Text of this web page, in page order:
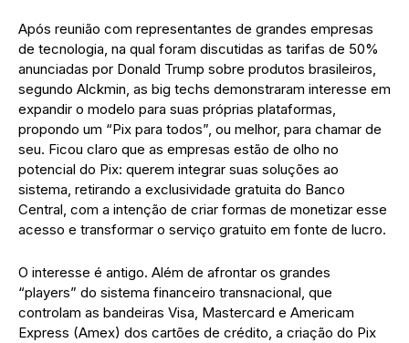
Após reunião com representantes de grandes empresas
de tecnologia, na qual foram discutidas as tarifas de 50%
anunciadas por Donald Trump sobre produtos brasileiros,
segundo Alckmin, as big techs demonstraram interesse em
expandir o modelo para suas próprias plataformas,
propondo um “Pix para todos”, ou melhor, para chamar de
seu. Ficou claro que as empresas estão de olho no
potencial do Pix: querem integrar suas soluções ao
sistema, retirando a exclusividade gratuita do Banco
Central, com a intenção de criar formas de monetizar esse
acesso e transformar o serviço gratuito em fonte de lucro.
O interesse é antigo. Além de afrontar os grandes
“players” do sistema financeiro transnacional, que
controlam as bandeiras Visa, Mastercard e Americam
Express (Amex) dos cartões de crédito, a criação do Pix